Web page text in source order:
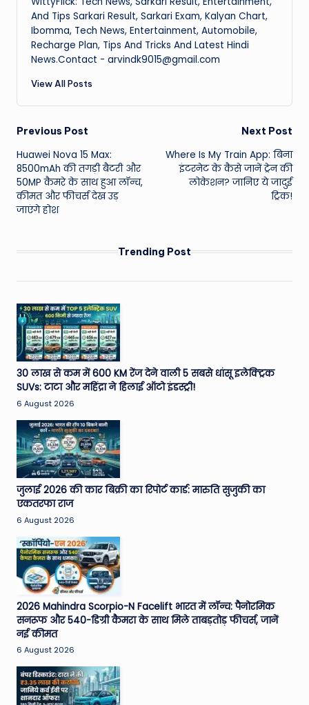
And Tips Sarkari Result, Sarkari Exam, Kalyan Chart,
Ibomma, Tech News, Entertainment, Automobile,
Recharge Plan, Tips And Tricks And Latest Hindi
News.Contact - arvindk9015@gmail.com
View All Posts
Post
navigation
Previous Post
Huawei Nova 15 Max:
8500mAh की तगड़ी बैटरी और
50MP कैमरे के साथ हुआ लॉन्च,
कीमत और फीचर्स देख उड़
जाएंगे होश
Next Post
Where Is My Train App: बिना
इंटरनेट के कैसे जानें ट्रेन की
लोकेशन? जानिए ये जादुई
ट्रिक!
Trending Post
30 लाख से कम में 600 KM रेंज देने वाली 5 सबसे धांसू इलेक्ट्रिक
SUVs: टाटा और महिंद्रा ने हिलाई ऑटो इंडस्ट्री!
6 August 2026
जुलाई 2026 की कार बिक्री का रिपोर्ट कार्ड: मारुति सुजुकी का
एकतरफा राज
6 August 2026
2026 Mahindra Scorpio-N Facelift भारत में लॉन्च: पैनोरमिक
सनरूफ और 540-डिग्री कैमरा के साथ मिले ताबड़तोड़ फीचर्स, जानें
नई कीमत
6 August 2026